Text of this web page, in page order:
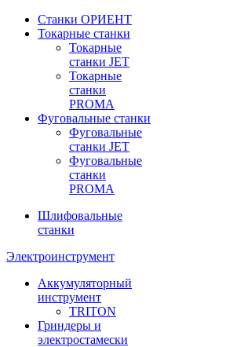
Станки ОРИЕНТ
Токарные станки
Toкарные
станки JET
Токарные
станки
PROMA
Фуговальные станки
Фуговальные
станки JET
Фуговальные
станки
PROMA
Шлифовальные
станки
Электроинструмент
Аккумуляторный
инструмент
TRITON
Гриндеры и
электростамески